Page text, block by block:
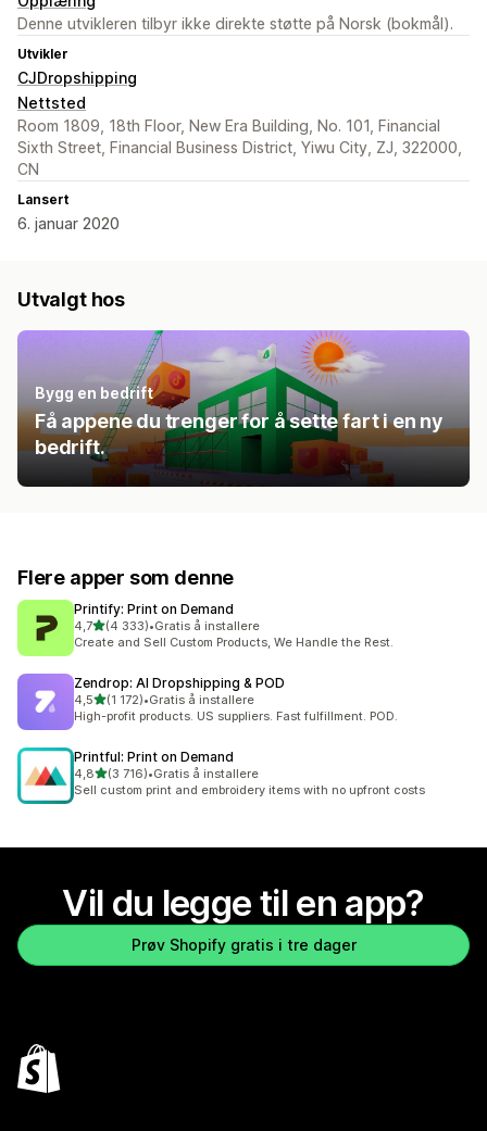
Denne utvikleren tilbyr ikke direkte støtte på Norsk (bokmål).
Utvikler
CJDropshipping
Nettsted
Room 1809, 18th Floor, New Era Building, No. 101, Financial
Sixth Street, Financial Business District, Yiwu City, ZJ, 322000,
CN
Lansert
6. januar 2020
Utvalgt hos
Bygg en bedrift
Få appene du trenger for å sette fart i en ny
bedrift.
Flere apper som denne
Printify: Print on Demand
4,7av 5 stjerner
(4 333)
Totalt 4333 omtaler
•Gratis å installere
Create and Sell Custom Products, We Handle the Rest.
Zendrop: AI Dropshipping & POD
4,5av 5 stjerner
(1 172)
Totalt 1172 omtaler
•Gratis å installere
High-profit products. US suppliers. Fast fulfillment. POD.
Printful: Print on Demand
4,8av 5 stjerner
(3 716)
Totalt 3716 omtaler
•Gratis å installere
Sell custom print and embroidery items with no upfront costs
Vil du legge til en app?
Prøv Shopify gratis i tre dager